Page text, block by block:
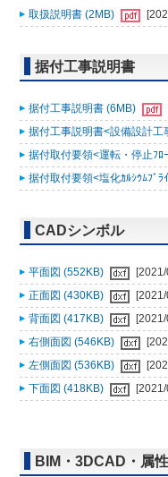
取扱説明書 (2MB)
据付工事説明書
据付工事説明書 (6MB)
据付工事説明書<設備設計
据付取付要領<運転・停止ﾌﾛ
据付取付要領<塩化ｶﾙｼｳﾑﾌﾞ
CADシンボル
平面図 (552KB)
正面図 (430KB)
背面図 (417KB)
右側面図 (546KB)
左側面図 (536KB)
下面図 (418KB)
BIM・3DCAD・属